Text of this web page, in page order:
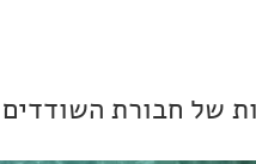
של חבורת